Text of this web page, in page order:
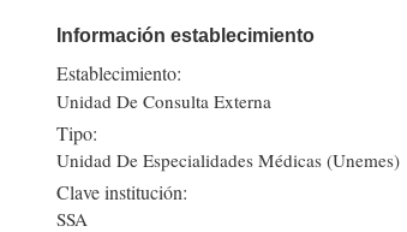
Información establecimiento
Establecimiento:
Unidad De Consulta Externa
Tipo:
Unidad De Especialidades Médicas (Unemes)
Clave institución:
SSA